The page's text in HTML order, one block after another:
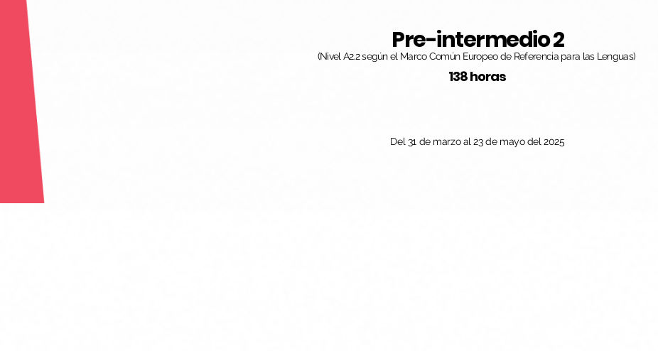
Pre-intermedio 2
(Nivel A2.2 según el Marco Común Europeo de Referencia para las Lenguas)
138 horas
Del 31 de marzo al 23 de mayo del 2025